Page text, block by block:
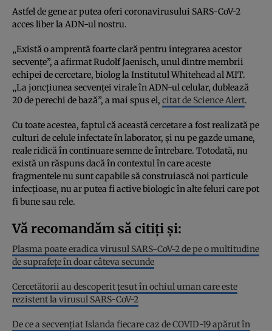
Astfel de gene ar putea oferi coronavirusului SARS-CoV-2
acces liber la ADN-ul nostru.
„Există o amprentă foarte clară pentru integrarea acestor
secvențe”, a afirmat Rudolf Jaenisch, unul dintre membrii
echipei de cercetare, biolog la Institutul Whitehead al MIT.
„La joncțiunea secvenței virale în ADN-ul celular, dublează
20 de perechi de bază”, a mai spus el, citat de Science Alert.
Cu toate acestea, faptul că această cercetare a fost realizată pe
culturi de celule infectate în laborator, și nu pe gazde umane,
reale ridică în continuare semne de întrebare. Totodată, nu
există un răspuns dacă în contextul în care aceste
fragmentele nu sunt capabile să construiască noi particule
infecțioase, nu ar putea fi active biologic în alte feluri care pot
fi bune sau rele.
Vă recomandăm să citiți și:
Plasma poate eradica virusul SARS-CoV-2 de pe o multitudine
de suprafețe în doar câteva secunde
Cercetătorii au descoperit țesut în ochiul uman care este
rezistent la virusul SARS-CoV-2
De ce a secvențiat Islanda fiecare caz de COVID-19 apărut în